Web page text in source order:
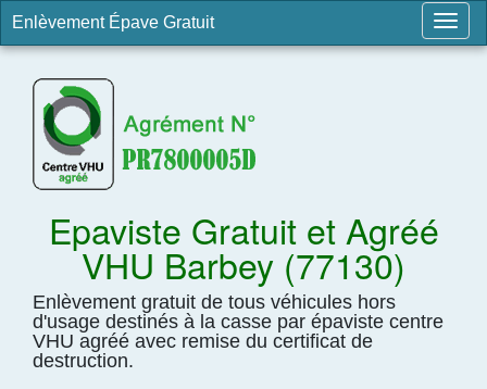
Enlèvement Épave Gratuit
Epaviste Gratuit et Agréé
VHU Barbey (77130)
Enlèvement gratuit de tous véhicules hors
d'usage destinés à la casse par épaviste centre
VHU agréé avec remise du certificat de
destruction.